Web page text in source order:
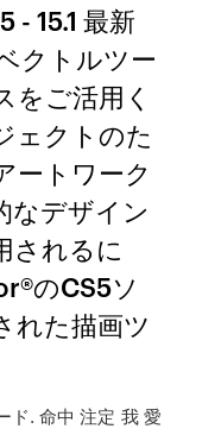
15.1 最新
クトルツー
をご活用く
ェクトのた
ートワーク
なデザイン
されるに
のCS5ソ
れた描画ツ
ド. 命中 注定 我 愛